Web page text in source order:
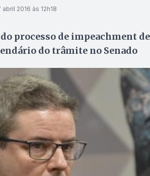
abril 2016 às 12h18
processo de impeachment
do trâmite no Senado